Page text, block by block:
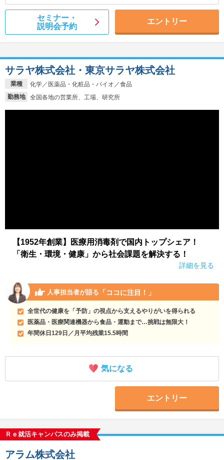
セミナー・
説明会予約
エントリー
業種
化学／医薬品・化粧品・バイオ／食品
勤務地
全国各地の営業所、工場、研究所
サラヤ株式会社・東京サラヤ株式会社
【1952年創業】医療用消毒剤で国内トップシェア！
「衛生・環境・健康」から社会課題を解決する！
詳細を見る
人事担当者が語る 「ココに注目！」
全世代の健康を「予防」の視点から支えるやりがいを得られる
医薬品・医療関連機器から食品・運動まで…挑戦は無限大！
年間休日129日／月平均残業15.5時間
気になる
エントリー
Ｒｅ就活キャンパスのみ掲載
アラム株式会社